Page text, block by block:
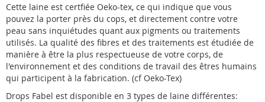
Cette laine est certfiée Oeko-tex, ce qui indique que vous
pouvez la porter près du cops, et directement contre votre
peau sans inquiétudes quant aux pigments ou traitements
utilisés. La qualité des fibres et des traitements est étudiée de
manière à être la plus respectueuse de votre corps, de
l'environnement et des conditions de travail des êtres humains
qui participent à la fabrication. (cf Oeko-Tex)
Drops Fabel est disponible en 3 types de laine différentes: